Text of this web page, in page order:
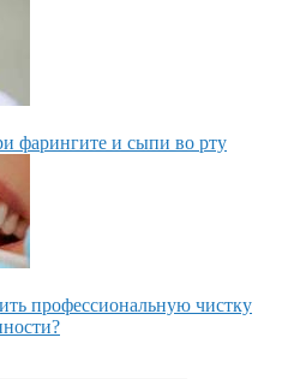
фарингите и сыпи во рту
профессиональную чистку